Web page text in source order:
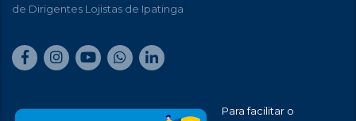
de Dirigentes Lojistas de Ipatinga
Para facilitar o